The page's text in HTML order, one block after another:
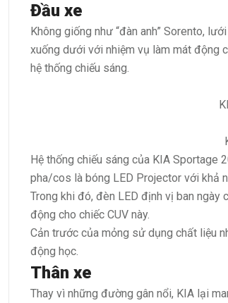
Đầu xe
Không giống như “đàn anh” Sorento,
xuống dưới với nhiệm vụ làm mát động
hệ thống chiếu sáng.
Hệ thống chiếu sáng của KIA Sportage
pha/cos là bóng LED Projector với khả
Trong khi đó, đèn LED định vị ban ngày
động cho chiếc CUV này.
Cản trước của mỏng sử dụng chất liệu
động học.
Thân xe
Thay vì những đường gân nổi, KIA lại